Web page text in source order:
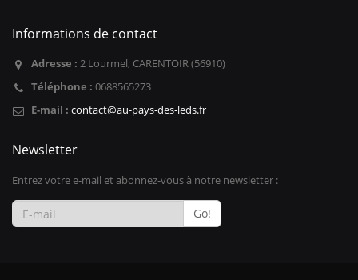
Informations de contact
Adresse : 2 Lourmel, CARENTOIR (56910)
Téléphone : 0688565273
E-mail : contact@au-pays-des-leds.fr
Newsletter
Entrez votre e-mail et abonnez-vous à notre newsletter :
Go!